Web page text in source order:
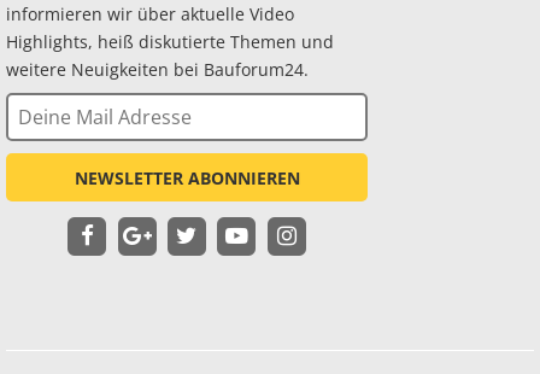
informieren wir über aktuelle Video
Highlights, heiß diskutierte Themen und
weitere Neuigkeiten bei Bauforum24.
NEWSLETTER ABONNIEREN